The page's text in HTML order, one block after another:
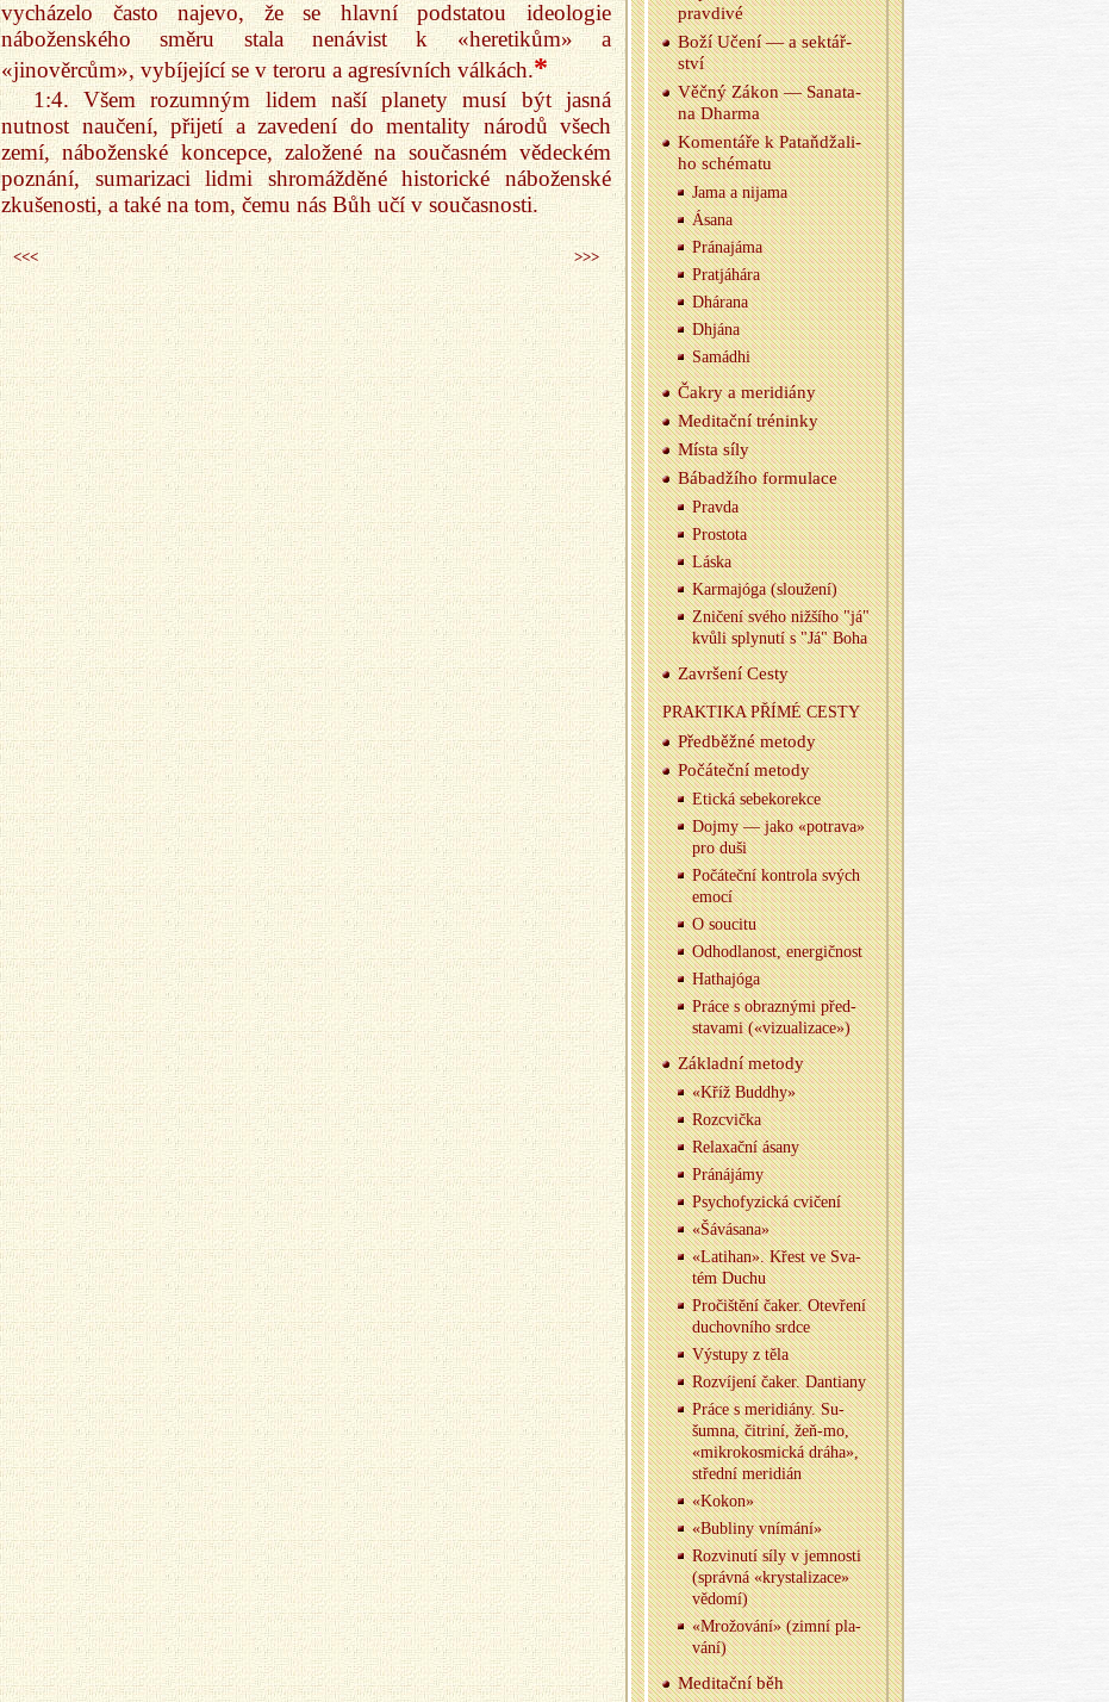
vycházelo často najevo, že se hlavní podstatou ideologie
náboženského směru stala nenávist k «heretikům» a
«jinověrcům», vybíjející se v teroru a agresívních válkách.*
1:4. Všem rozumným lidem naší planety musí být jasná
nutnost naučení, přijetí a zavedení do mentality národů všech
zemí, náboženské koncepce, založené na současném vědeckém
poznání, sumarizaci lidmi shromážděné historické náboženské
zkušenosti, a také na tom, čemu nás Bůh učí v současnosti.
<<< >>>
prav­di­vé
Boží Učení — a sek­tář­
ství
Věčný Zákon — Sa­na­ta­
na Dhar­ma
Ko­men­tá­ře k Pataňdža­li­
ho sché­ma­tu
Jama a ni­ja­ma
Ásana
Prá­na­já­ma
Pratjá­há­ra
Dhá­ra­na
Dhjá­na
Sa­mád­hi
Čakry a me­ri­di­á­ny
Me­di­tač­ní tré­nin­ky
Místa síly
Bá­badží­ho for­mu­la­ce
Prav­da
Pro­s­to­ta
Láska
Kar­majóga (slou­že­ní)
Zni­če­ní svého niž­ší­ho "já"
kvůli sply­nu­tí s "Já" Boha
Za­vr­še­ní Cesty
PRAK­TI­KA PŘÍMÉ CESTY
Před­běž­né me­to­dy
Po­čá­teč­ní me­to­dy
Etic­ká se­be­ko­rek­ce
Dojmy — jako «po­tra­va»
pro duši
Po­čá­teč­ní kon­t­ro­la svých
emocí
O sou­ci­tu
Od­hod­la­nost, ener­gič­nost
Hathajóga
Práce s ob­raz­ný­mi před­
sta­va­mi («vi­zu­a­li­za­ce»)
Zá­klad­ní me­to­dy
«Kříž Budd­hy»
Roz­cvič­ka
Re­la­xač­ní ásany
Prá­ná­já­my
Psy­cho­fy­zic­ká cvi­če­ní
«Šá­vá­sa­na»
«La­ti­han». Křest ve Sva­
tém Duchu
Pro­čiš­tě­ní čaker. Ote­vře­ní
du­chov­ní­ho srdce
Vý­stu­py z těla
Roz­ví­je­ní čaker. Dan­ti­a­ny
Práce s me­ri­di­á­ny. Su­
šum­na, či­t­ri­ní, žeň-mo,
«mi­k­ro­kos­mic­ká dráha»,
střed­ní me­ri­di­án
«Kokon»
«Bub­li­ny vní­má­ní»
Roz­vi­nu­tí síly v jem­nos­ti
(správ­ná «krys­ta­li­za­ce»
vě­do­mí)
«Mro­žo­vá­ní» (zimní pla­
vá­ní)
Me­di­tač­ní běh